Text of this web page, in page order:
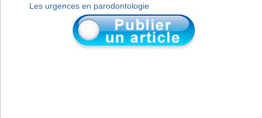
Les urgences en parodontologie